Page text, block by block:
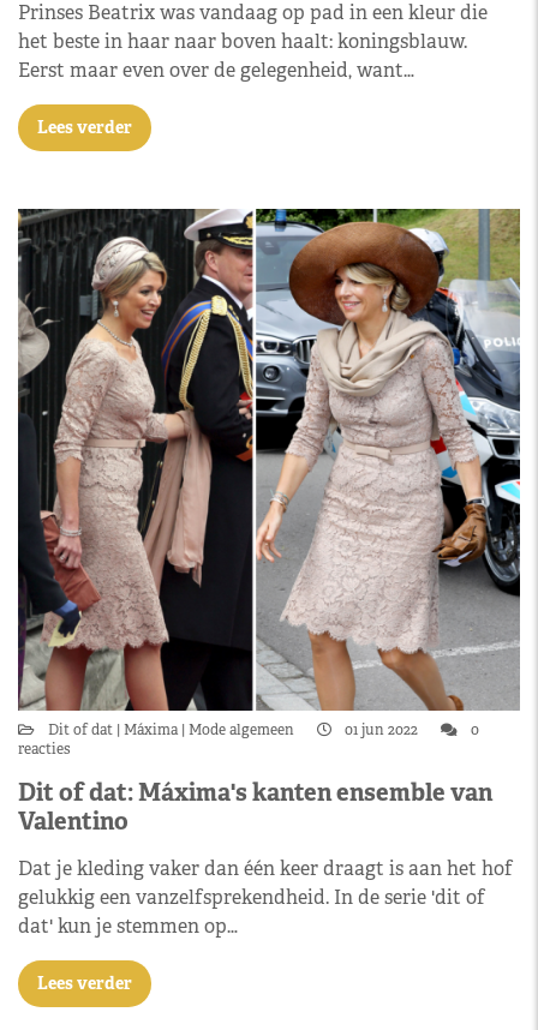
Prinses Beatrix was vandaag op pad in een kleur die
het beste in haar naar boven haalt: koningsblauw.
Eerst maar even over de gelegenheid, want…
Lees verder
Dit of dat Máxima Mode algemeen 01 jun 2022
0
reacties
Dit of dat: Máxima's kanten ensemble van
Valentino
Dat je kleding vaker dan één keer draagt is aan het hof
gelukkig een vanzelfsprekendheid. In de serie 'dit of
dat' kun je stemmen op…
Lees verder